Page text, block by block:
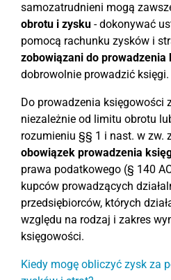
samozatrudnieni mogą
obrotu i zysku - dokonywać
pomocą rachunku zysków i
zobowiązani do prowadzenia
dobrowolnie prowadzić księgi.
Do prowadzenia księgowości
niezależnie od limitu obrotu
rozumieniu §§ 1 i nast. w zw.
obowiązek prowadzenia
prawa podatkowego (§ 140
kupców prowadzących
przedsiębiorców, których
względu na rodzaj i zakres
księgowości.
Kiedy mogę obliczyć zysk za